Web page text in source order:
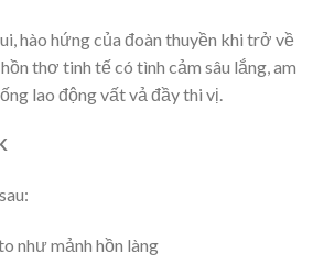
hào hứng của đoàn thuyền khi trở về
thơ tinh tế có tình cảm sâu lắng, am
lao động vất vả đầy thi vị.
như mảnh hồn làng